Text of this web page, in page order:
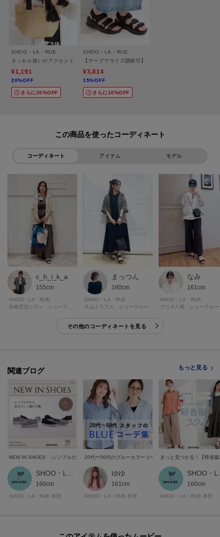
クリックして簡単に追加できます！
[おすすめPOINT]
お得な情報をGETできます！！
再入荷通知や、値下げ情報・在庫状況をメルマガにてお知らせ。
ーーーーーーーーーーーーーーーーーーーーーーーーーーーー
SHOO・LA・RUE
タッセル使いがアクセント ジュートランチトートバッグ
¥1,191
20%OFF
さらに20%OFF
SHOO・LA・RUE
【テープでサイズ調節可】 厚底ソールで美脚効果 大人
¥3,814
15%OFF
さらに10%OFF
この商品を使った
コーディネート アイテム モデル
c_h_i_k_a
155cm
SHOO・LA・RUE
まっつん
160cm
SHOO・LA・RUE
久山トリアス シューラルー
なみ
161cm
SHOO・LA・RUE
アリオ八尾 シューラルー
その他のコーディネートを見る
関連ブログ もっと見る
NEW IN SHOES -シンプルだから、自分らしく履ける靴-
160cm
SHOO・LA・RUE 本部
20代〜50代のブルーカラーコーデ集
ゆゆ
161cm
SHOO・LA・RUE 本部
きっと見つかる！【帰省
160cm
SHOO・LA・RUE 本部